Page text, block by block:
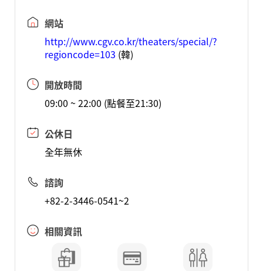
網站
http://www.cgv.co.kr/theaters/special/?
regioncode=103 (韓)
開放時間
09:00 ~ 22:00 (點餐至21:30)
公休日
全年無休
諮詢
+82-2-3446-0541~2
相關資訊